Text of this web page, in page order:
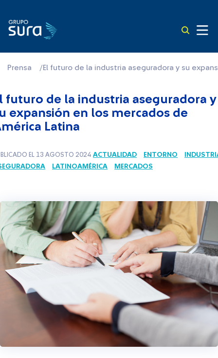
Prensa /El futuro de la industria aseguradora y su
futuro de la industria aseguradora y
expansión en los mercados de
Latina
EL 13 AGOSTO 2024 ACTUALIDAD ENTORNO
LATINOAMÉRICA MERCADOS